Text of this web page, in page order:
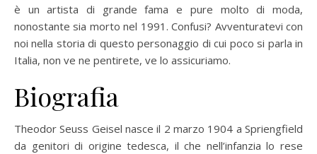
è un artista di grande fama e pure molto di moda,
nonostante sia morto nel 1991. Confusi? Avventuratevi con
noi nella storia di questo personaggio di cui poco si parla in
Italia, non ve ne pentirete, ve lo assicuriamo.
Biografia
Theodor Seuss Geisel nasce il 2 marzo 1904 a Spriengfield
da genitori di origine tedesca, il che nell’infanzia lo rese